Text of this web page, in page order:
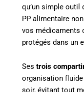
qu’un simple outil
PP alimentaire
vos médicaments
protégés dans un
Ses trois
organisation
soir, évitant tout